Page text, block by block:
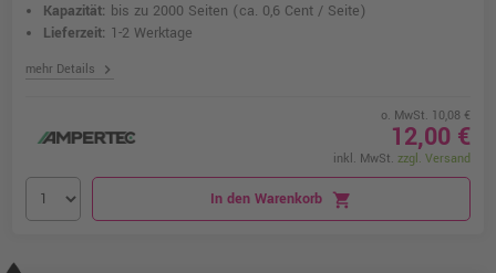
Kapazität: bis zu 2000 Seiten (ca. 0,6 Cent / Seite)
Lieferzeit: 1-2 Werktage
mehr Details chevron_right
o. MwSt. 10,08 €
12,00 €
inkl. MwSt. zzgl. Versand
In den Warenkorb shopping_cart